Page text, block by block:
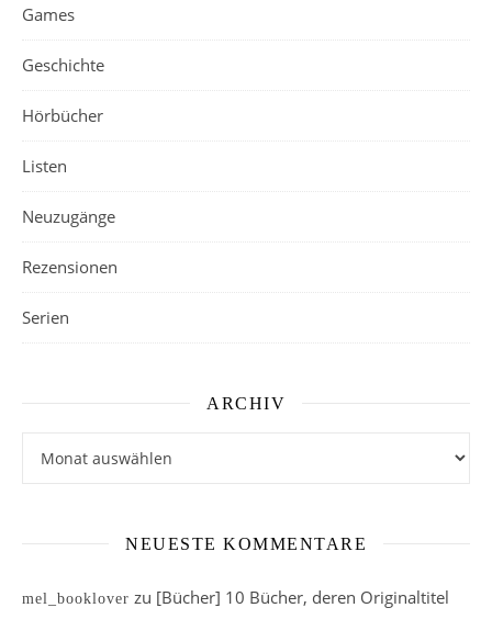
Games
Geschichte
Hörbücher
Listen
Neuzugänge
Rezensionen
Serien
ARCHIV
NEUESTE KOMMENTARE
mel_booklover zu [Bücher] 10 Bücher, deren Originaltitel